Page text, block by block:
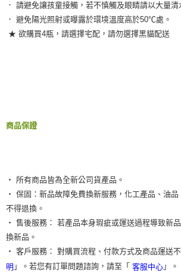
． 請避免讓孩童接觸，若不慎觸及眼睛請以大量清
． 避免陽光照射或曝露於環境溫度高於50℃處。
★ 欲購買4瓶，請選擇宅配，請勿選擇黑貓配送
商品保證
‧ 所有商品皆為全新公司貨產品。
‧ 保固：新品故障免費換新服務，化工產品、油
不得退換。
‧ 售後服務： 若產品本身瑕疵或運送過程導致新
換新品。
‧ 客戶服務： 對購買流程、付款方式及商品運送
明 」。若您有訂單問題諮詢，請至「 客服中心 」。